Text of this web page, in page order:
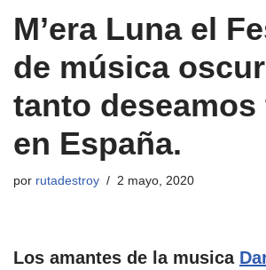
M’era Luna el
de música
tanto deseamos
en España.
por rutadestroy 2 mayo, 2020
Los amantes de la musica